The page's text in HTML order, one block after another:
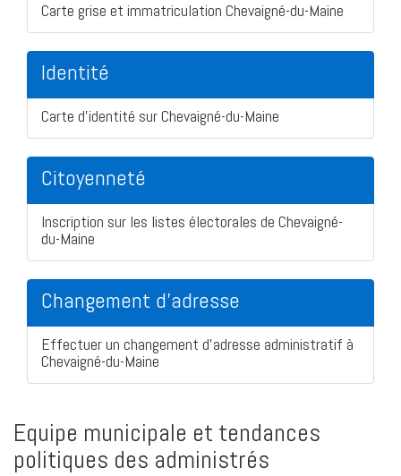
Carte grise et immatriculation Chevaigné-du-Maine
Identité
Carte d'identité sur Chevaigné-du-Maine
Citoyenneté
Inscription sur les listes électorales de Chevaigné-
du-Maine
Changement d'adresse
Effectuer un changement d'adresse administratif à
Chevaigné-du-Maine
Equipe municipale et tendances
politiques des administrés